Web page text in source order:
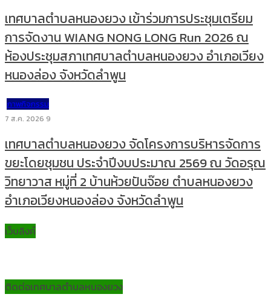
เทศบาลตำบลหนองยวง เข้าร่วมการประชุมเตรียม
การจัดงาน WIANG NONG LONG Run 2026 ณ
ห้องประชุมสภาเทศบาลตำบลหนองยวง อำเภอเวียง
หนองล่อง จังหวัดลำพูน
ภาพกิจกรรม
7 ส.ค. 2026 9
เทศบาลตำบลหนองยวง จัดโครงการบริหารจัดการ
ขยะโดยชุมชน ประจำปีงบประมาณ 2569 ณ วัดอรุณ
วิทยาวาส หมู่ที่ 2 บ้านห้วยปันจ๊อย ตำบลหนองยวง
อำเภอเวียงหนองล่อง จังหวัดลำพูน
เว็บลิงค์
ติดต่อเทศบาลตำบลหนองยวง